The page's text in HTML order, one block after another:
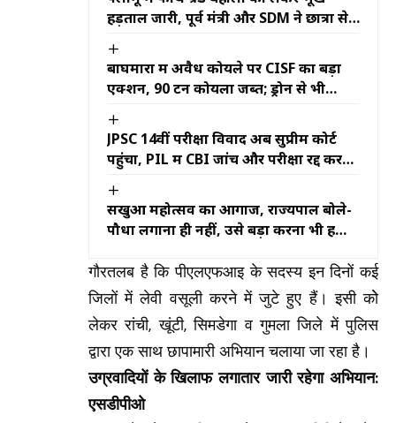
हड़ताल जारी, पूर्व मंत्री और SDM ने छात्रों से
बाघमारा में अवैध कोयले पर CISF का बड़ा
एक्शन, 90 टन कोयला जब्त; ड्रोन से भी
JPSC 14वीं परीक्षा विवाद अब सुप्रीम कोर्ट
पहुंचा, PIL में CBI जांच और परीक्षा रद्द करने
सखुआ महोत्सव का आगाज, राज्यपाल बोले-
पौधा लगाना ही नहीं, उसे बड़ा करना भी हमारी
गौरतलब है कि पीएलएफआइ के सदस्य इन दिनों कई
जिलों में लेवी वसूली करने में जुटे हुए हैं। इसी कोे
लेकर रांची, खूंटी, सिमडेगा व गुमला जिले में पुलिस
द्वारा एक साथ छापामारी अभियान चलाया जा रहा है।
उग्रवादियों के खिलाफ लगातार जारी रहेगा अभियान:
एसडीपीओ